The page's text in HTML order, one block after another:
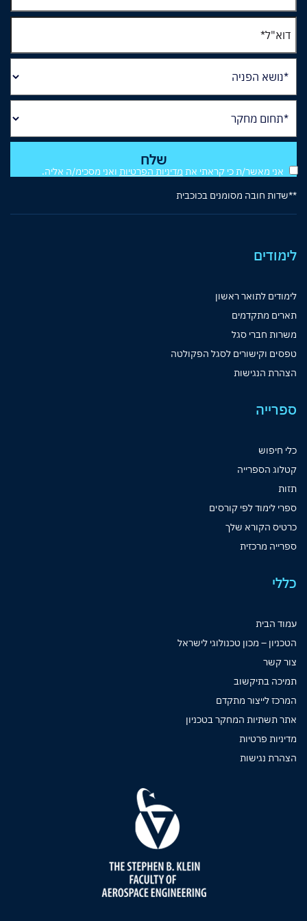
אני מאשר/ת כי קראתי את מדיניות הפרטיות
ואני מסכימ/ה אליה.
**שדות חובה מסומנים בכוכבית
לימודים
לימודים לתואר ראשון
תארים מתקדמים
משרות חברי סגל
טפסים וקישורים לסגל הפקולטה
הצהרת הנגישות
ספרייה
כלי חיפוש
קטלוג הספרייה
תזות
ספרי לימוד לפי קורסים
כרטיס הקורא שלך
ספרייה מרכזית
כללי
עמוד הבית
הטכניון – מכון טכנולוגי לישראל
צור קשר
תמיכה בתיקשוב
המרכז לייצור מתקדם
אתר תשתיות המחקר בטכניון
מדיניות פרטיות
הצהרת נגישות